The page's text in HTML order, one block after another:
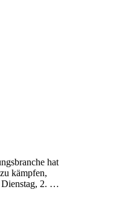
hat
kämpfen,
Dienstag, 2. …